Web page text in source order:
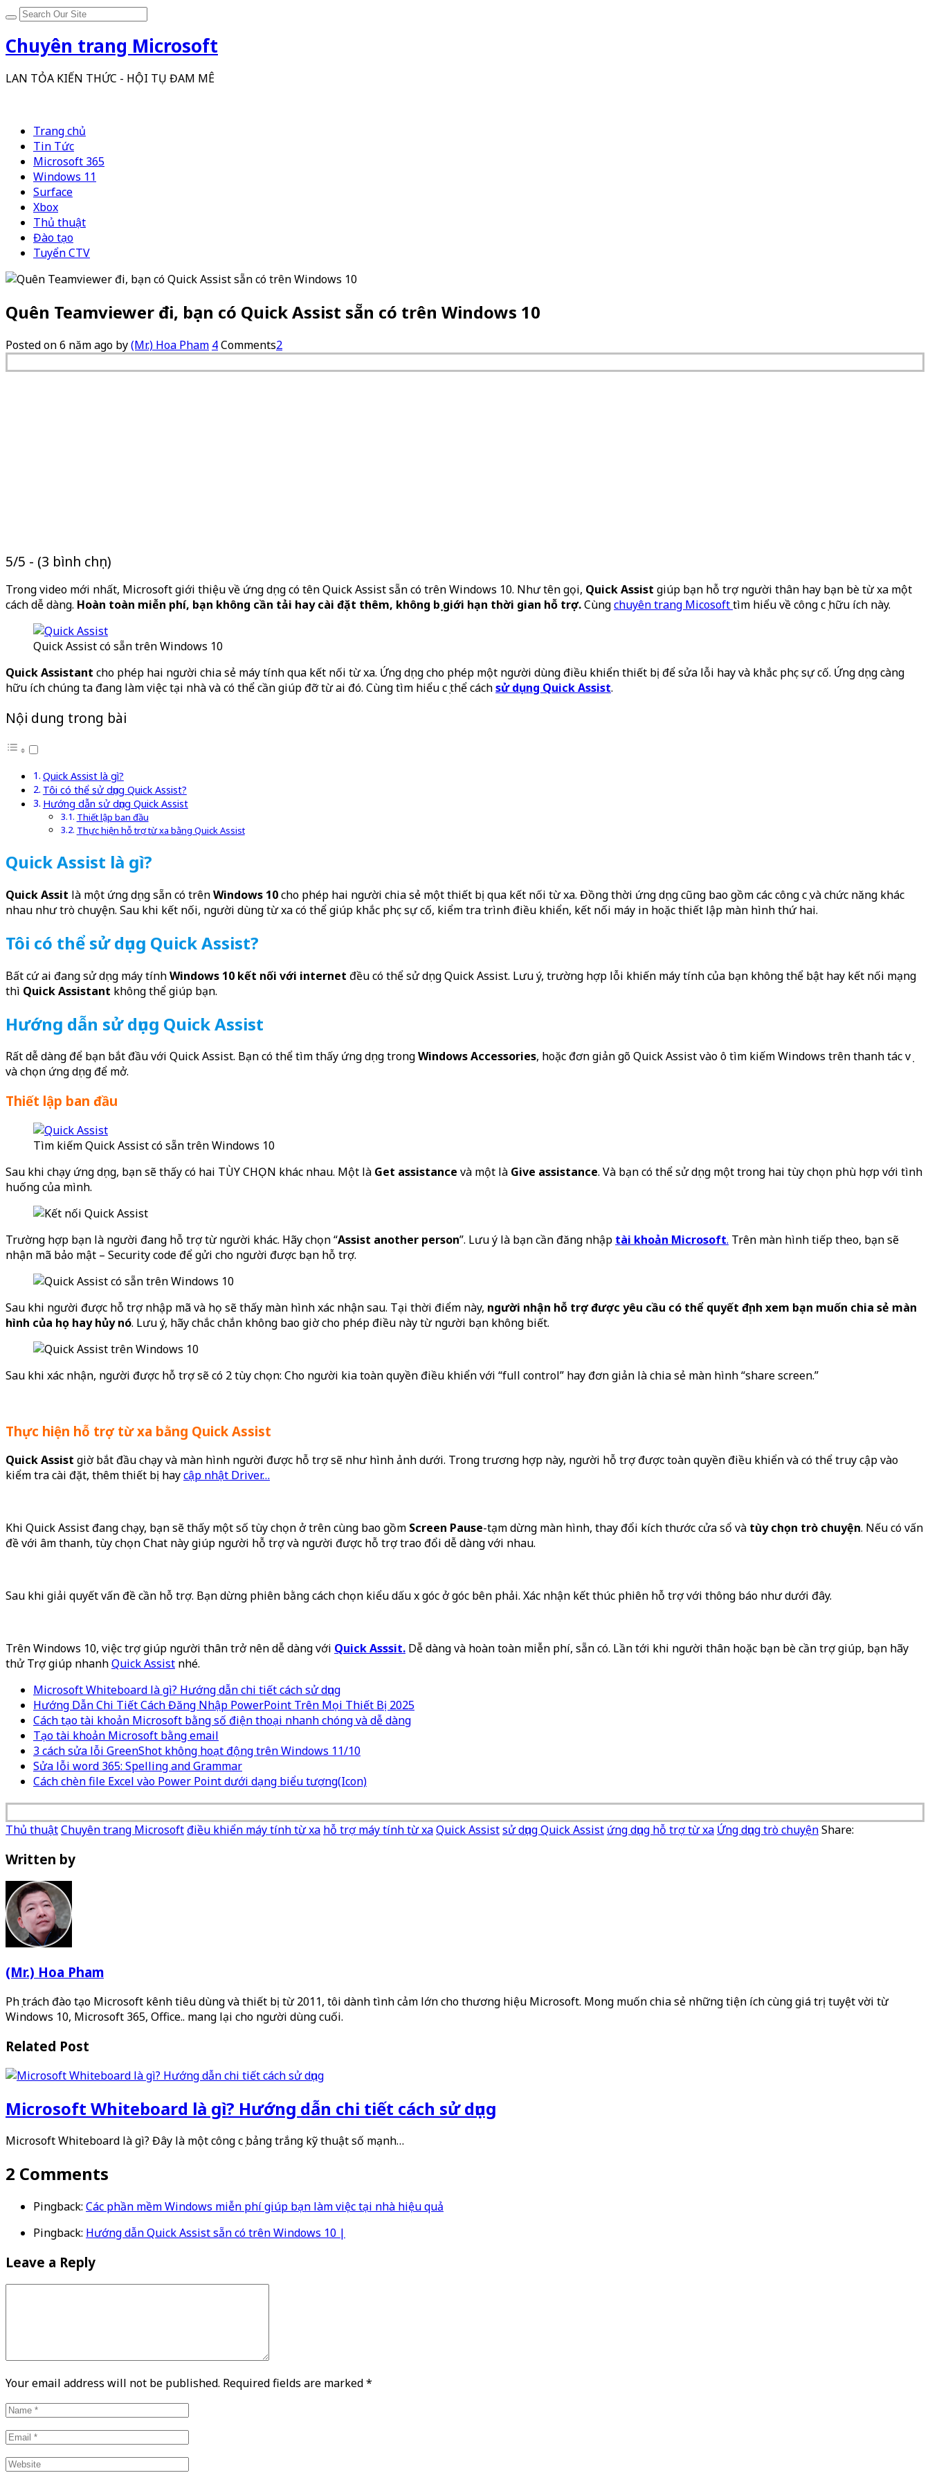
Chuyên trang Microsoft
LAN TỎA KIẾN THỨC - HỘI TỤ ĐAM MÊ
Trang chủ
Tin Tức
Microsoft 365
Windows 11
Surface
Xbox
Thủ thuật
Đào tạo
Tuyển CTV
Quên Teamviewer đi, bạn có Quick Assist sẵn có trên Windows 10
Posted on6 năm ago by(Mr.) Hoa Pham 4Comments2
5/5 - (3 bình chọn)
Trong video mới nhất, Microsoft giới thiệu về ứng dụng có tên Quick Assist sẵn có trên Windows 10. Như tên gọi, Quick Assist giúp bạn hỗ trợ người thân hay bạn bè từ xa một
cách dễ dàng. Hoàn toàn miễn phí, bạn không cần tải hay cài đặt thêm, không bị giới hạn thời gian hỗ trợ.Cùngchuyên trang Micosofttìm hiểu về công cụ hữu ích này.
Quick Assist có sẵn trên Windows 10
Quick Assistant cho phép hai người chia sẻ máy tính qua kết nối từ xa. Ứng dụng cho phép một người dùng điều khiển thiết bị để sửa lỗi hay và khắc phục sự cố. Ứng dụng càng
hữu ích chúng ta đang làm việc tại nhà và có thể cần giúp đỡ từ ai đó. Cùng tìm hiểu cụ thể cáchsử dụng Quick Assist.
Nội dung trong bài
Quick Assist là gì?
Tôi có thể sử dụng Quick Assist?
Hướng dẫn sử dụng Quick Assist
Thiết lập ban đầu
Thực hiện hỗ trợ từ xa bằng Quick Assist
Quick Assist là gì?
Quick Assit là một ứng dụng sẵn có trênWindows 10cho phép hai người chia sẻ một thiết bị qua kết nối từ xa. Đồng thời ứng dụng cũng bao gồm các công cụ và chức năng khác
nhau như trò chuyện. Sau khi kết nối, người dùng từ xa có thể giúp khắc phục sự cố, kiểm tra trình điều khiển, kết nối máy in hoặc thiết lập màn hình thứ hai.
Tôi có thể sử dụng Quick Assist?
Bất cứ ai đang sử dụng máy tínhWindows 10 kết nối với internet đều có thể sử dụng Quick Assist. Lưu ý, trường hợp lỗi khiến máy tính của bạn không thể bật hay kết nối mạng
thì Quick Assistant không thể giúp bạn.
Hướng dẫn sử dụng Quick Assist
Rất dễ dàng để bạn bắt đầu với Quick Assist. Bạn có thể tìm thấy ứng dụng trongWindows Accessories, hoặc đơn giản gõ Quick Assist vào ô tìm kiếm Windows trên thanh tác vụ
và chọn ứng dụng để mở.
Thiết lập ban đầu
Tìm kiếm Quick Assist có sẵn trên Windows 10
Sau khi chạy ứng dụng, bạn sẽ thấy có hai TÙY CHỌN khác nhau. Một là Get assistance và một là Give assistance. Và bạn có thể sử dụng một trong hai tùy chọn phù hợp với tình
huống của mình.
Trường hợp bạn là người đang hỗ trợ từ người khác. Hãy chọn “Assist another person”. Lưu ý là bạn cần đăng nhập tài khoản Microsoft. Trên màn hình tiếp theo, bạn sẽ
nhận mã bảo mật – Security code để gửi cho người được bạn hỗ trợ.
Sau khi người được hỗ trợ nhập mã và họ sẽ thấy màn hình xác nhận sau. Tại thời điểm này, người nhận hỗ trợ được yêu cầu có thể quyết định xem bạn muốn chia sẻ màn
hình của họ hay hủy nó. Lưu ý, hãy chắc chắn không bao giờ cho phép điều này từ người bạn không biết.
Sau khi xác nhận, người được hỗ trợ sẽ có 2 tùy chọn: Cho người kia toàn quyền điều khiển với “full control” hay đơn giản là chia sẻ màn hình “share screen.”
Thực hiện hỗ trợ từ xa bằng Quick Assist
Quick Assist giờ bắt đầu chạy và màn hình người được hỗ trợ sẽ như hình ảnh dưới. Trong trương hợp này, người hỗ trợ được toàn quyền điều khiển và có thể truy cập vào
kiểm tra cài đặt, thêm thiết bị haycập nhật Driver…
Khi Quick Assist đang chạy, bạn sẽ thấy một số tùy chọn ở trên cùng bao gồm Screen Pause-tạm dừng màn hình, thay đổi kích thước cửa sổ và tùy chọn trò chuyện. Nếu có vấn
đề với âm thanh, tùy chọn Chat này giúp người hỗ trợ và người được hỗ trợ trao đổi dễ dàng với nhau.
Sau khi giải quyết vấn đề cần hỗ trợ. Bạn dừng phiên bằng cách chọn kiểu dấu x góc ở góc bên phải. Xác nhận kết thúc phiên hỗ trợ với thông báo như dưới đây.
Trên Windows 10, việc trợ giúp người thân trở nên dễ dàng với Quick Asssit. Dễ dàng và hoàn toàn miễn phí, sẵn có. Lần tới khi người thân hoặc bạn bè cần trợ giúp, bạn hãy
thử Trợ giúp nhanhQuick Assist nhé.
Microsoft Whiteboard là gì? Hướng dẫn chi tiết cách sử dụng
Hướng Dẫn Chi Tiết Cách Đăng Nhập PowerPoint Trên Mọi Thiết Bị 2025
Cách tạo tài khoản Microsoft bằng số điện thoại nhanh chóng và dễ dàng
Tạo tài khoản Microsoft bằng email
3 cách sửa lỗi GreenShot không hoạt động trên Windows 11/10
Sửa lỗi word 365: Spelling and Grammar
Cách chèn file Excel vào Power Point dưới dạng biểu tượng(Icon)
Thủ thuậtChuyên trang Microsoftđiều khiển máy tính từ xa hỗ trợ máy tính từ xaQuick Assistsử dụng Quick Assist ứng dụng hỗ trợ từ xa Ứng dụng trò chuyệnShare:
Written by
(Mr.) Hoa Pham
Phụ trách đào tạo Microsoft kênh tiêu dùng và thiết bị từ 2011, tôi dành tình cảm lớn cho thương hiệu Microsoft. Mong muốn chia sẻ những tiện ích cùng giá trị tuyệt vời từ
Windows 10, Microsoft 365, Office.. mang lại cho người dùng cuối.
Related Post
Microsoft Whiteboard là gì? Hướng dẫn chi tiết cách sử dụng
Microsoft Whiteboard là gì? Đây là một công cụ bảng trắng kỹ thuật số mạnh…
2 Comments
Pingback: Các phần mềm Windows miễn phí giúp bạn làm việc tại nhà hiệu quả
Pingback: Hướng dẫn Quick Assist sẵn có trên Windows 10 |
Leave a Reply
Your email address will not be published. Required fields are marked*